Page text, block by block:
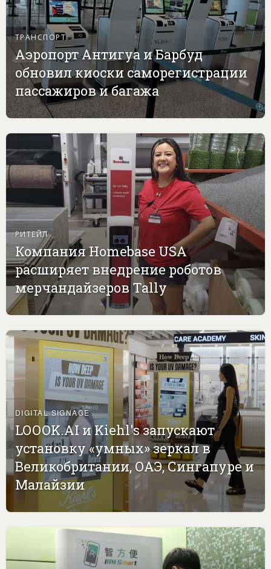
ТРАНСПОРТ
Аэропорт Антигуа и Барбуд
обновил киоски саморегистрации
пассажиров и багажа
РИТЕЙЛ
Компания Homebase USA
расширяет внедрение роботов
мерчандайзеров Tally
DIGITAL SIGNAGE
LOOOK.AI и Kiehl's запускают
установку «умных» зеркал в
Великобритании, ОАЭ, Сингапуре и
Малайзии